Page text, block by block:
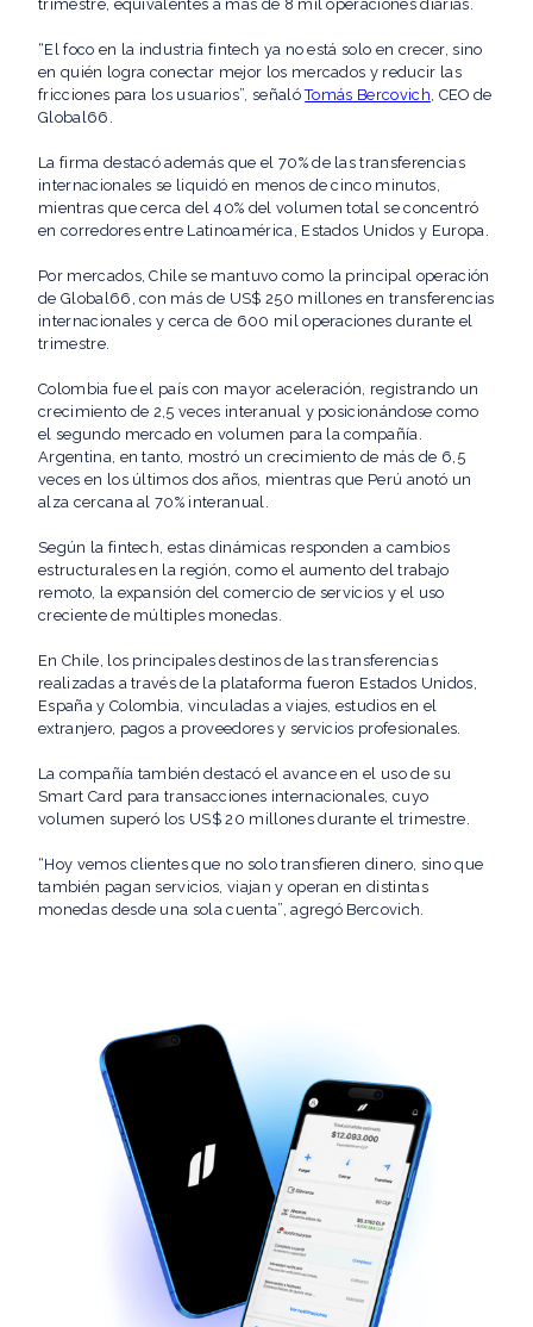
trimestre, equivalentes a más de 8 mil operaciones diarias.
“El foco en la industria fintech ya no está solo en crecer, sino
en quién logra conectar mejor los mercados y reducir las
fricciones para los usuarios”, señalóTomás Bercovich , CEO de
Global66.
La firma destacó además que el 70% de las transferencias
internacionales se liquidó en menos de cinco minutos,
mientras que cerca del 40% del volumen total se concentró
en corredores entre Latinoamérica, Estados Unidos y Europa.
Por mercados, Chile se mantuvo como la principal operación
de Global66, con más de US$ 250 millones en transferencias
internacionales y cerca de 600 mil operaciones durante el
trimestre.
Colombia fue el país con mayor aceleración, registrando un
crecimiento de 2,5 veces interanual y posicionándose como
el segundo mercado en volumen para la compañía.
Argentina, en tanto, mostró un crecimiento de más de 6,5
veces en los últimos dos años, mientras que Perú anotó un
alza cercana al 70% interanual.
Según la fintech, estas dinámicas responden a cambios
estructurales en la región, como el aumento del trabajo
remoto, la expansión del comercio de servicios y el uso
creciente de múltiples monedas.
En Chile, los principales destinos de las transferencias
realizadas a través de la plataforma fueron Estados Unidos,
España y Colombia, vinculadas a viajes, estudios en el
extranjero, pagos a proveedores y servicios profesionales.
La compañía también destacó el avance en el uso de su
Smart Card para transacciones internacionales, cuyo
volumen superó los US$ 20 millones durante el trimestre.
“Hoy vemos clientes que no solo transfieren dinero, sino que
también pagan servicios, viajan y operan en distintas
monedas desde una sola cuenta”, agregó Bercovich.